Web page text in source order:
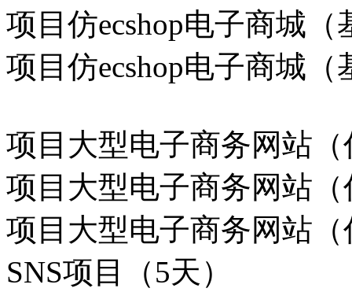
项目仿ecshop电子商城
项目仿ecshop电子商城
项目大型电子商务网站
项目大型电子商务网站
项目大型电子商务网站
SNS项目（5天）